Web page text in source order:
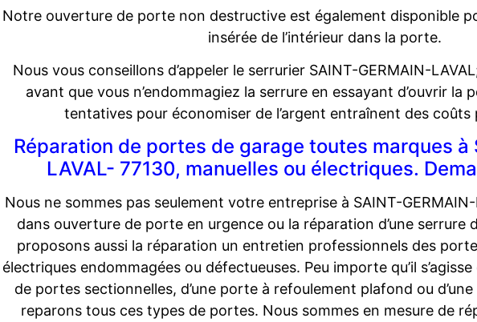
Notre ouverture de porte non destructive est également disponible
insérée de l’intérieur dans la porte.
Nous vous conseillons d’appeler le serrurier SAINT-GERMAIN-
avant que vous n’endommagiez la serrure en essayant d’ouvrir la
tentatives pour économiser de l’argent entraînent des
Réparation de portes de garage toutes marques à
LAVAL- 77130, manuelles ou électriques.
Nous ne sommes pas seulement votre entreprise à SAINT-
dans ouverture de porte en urgence ou la réparation d’une serrure
proposons aussi la réparation un entretien professionnels des
électriques endommagées ou défectueuses. Peu importe qu’il
de portes sectionnelles, d’une porte à refoulement plafond ou
reparons tous ces types de portes. Nous sommes en mesure de